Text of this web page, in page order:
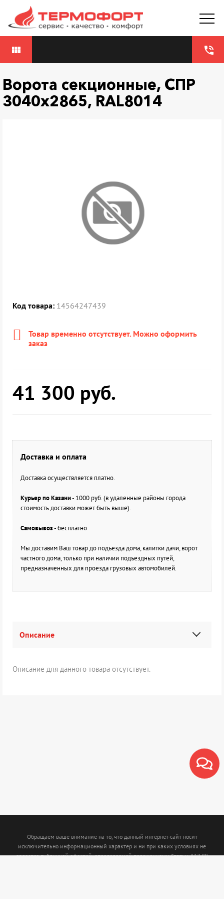
phone_in_talk
view_module
Ворота секционные, СПР
3040х2865, RAL8014
Код товара: 14564247439
Товар временно отсутствует. Можно оформить
заказ
41 300 руб.
Доставка и оплата
Доставка осуществляется платно.
Курьер по Казани- 1000 руб. (в удаленные районы города
стоимость доставки может быть выше).
Самовывоз- бесплатно
Мы доставим Ваш товар до подъезда дома, калитки дачи, ворот
частного дома, только при наличии подъездных путей,
предназначенных для проезда грузовых автомобилей.
Описание
Описание для данного товара отсутствует.
Обращаем ваше внимание на то, что данный интернет-сайт носит
исключительно информационный характер и ни при каких условиях не
является публичной офертой, определяемой положениями Статьи 437 (2)